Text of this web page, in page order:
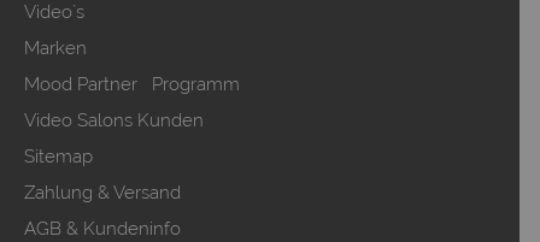
Video`s
Marken
Mood Partner Programm
Video Salons Kunden
Sitemap
Zahlung & Versand
AGB & Kundeninfo